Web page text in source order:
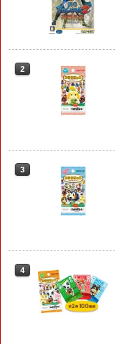
2
3
4
2
3
4